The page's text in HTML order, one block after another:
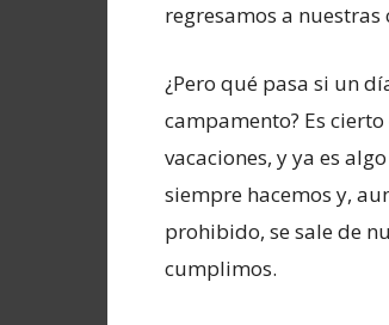
regresamos a nuestras
¿Pero qué pasa si un
campamento? Es
vacaciones, y ya es
siempre hacemos y,
prohibido, se sale de
cumplimos.